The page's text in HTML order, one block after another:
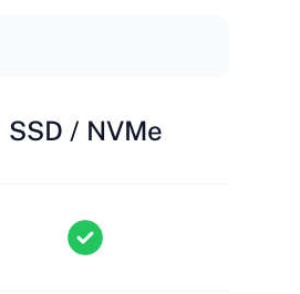
SSD / NVMe